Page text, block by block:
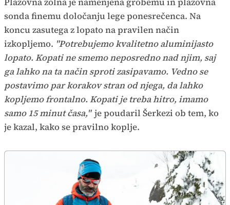
sonda finemu določanju lege ponesrečenca. Na
koncu zasutega z lopato na pravilen način
izkopljemo. "Potrebujemo kvalitetno aluminijasto
lopato. Kopati ne smemo neposredno nad njim, saj
ga lahko na ta način sproti zasipavamo. Vedno se
postavimo par korakov stran od njega, da lahko
kopljemo frontalno. Kopati je treba hitro, imamo
samo 15 minut časa," je poudaril Šerkezi ob tem, ko
je kazal, kako se pravilno koplje.